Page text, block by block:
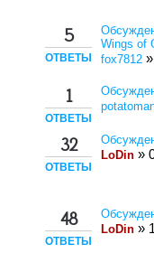
5
ОТВЕТЫ
Wings of
fox7812
1
ОТВЕТЫ
32
ОТВЕТЫ
LoDin »
48
ОТВЕТЫ
LoDin »